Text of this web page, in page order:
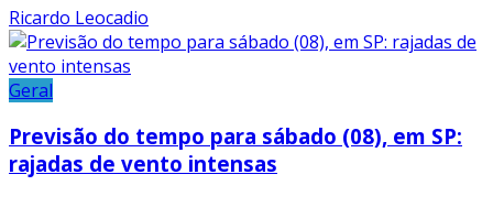
Ricardo Leocadio
Geral
Previsão do tempo para sábado (08), em SP:
rajadas de vento intensas